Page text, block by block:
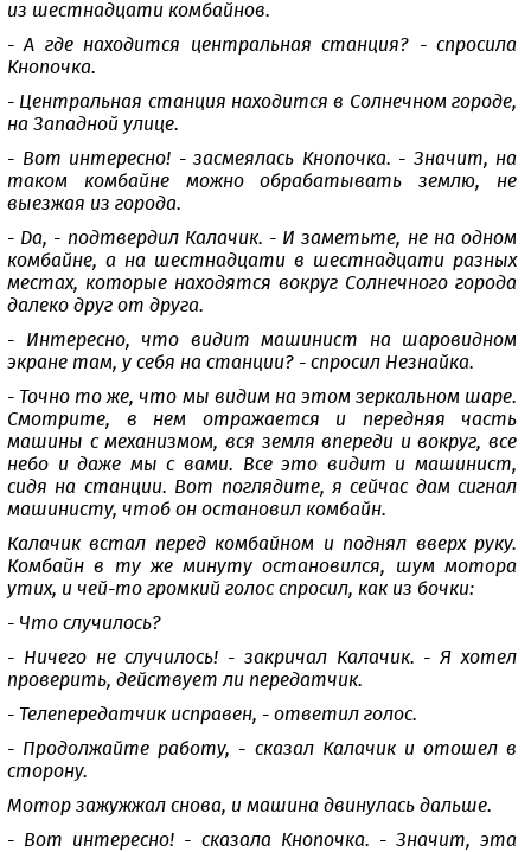
из шестнадцати комбайнов.
- А где находится центральная станция? - спросила
Кнопочка.
- Центральная станция находится в Солнечном городе,
на Западной улице.
- Вот интересно! - засмеялась Кнопочка. - Значит, на
таком комбайне можно обрабатывать землю, не
выезжая из города.
- Да, - подтвердил Калачик. - И заметьте, не на одном
комбайне, а на шестнадцати в шестнадцати разных
местах, которые находятся вокруг Солнечного города
далеко друг от друга.
- Интересно, что видит машинист на шаровидном
экране там, у себя на станции? - спросил Незнайка.
- Точно то же, что мы видим на этом зеркальном шаре.
Смотрите, в нем отражается и передняя часть
машины с механизмом, вся земля впереди и вокруг, все
небо и даже мы с вами. Все это видит и машинист,
сидя на станции. Вот поглядите, я сейчас дам сигнал
машинисту, чтоб он остановил комбайн.
Калачик встал перед комбайном и поднял вверх руку.
Комбайн в ту же минуту остановился, шум мотора
утих, и чей-то громкий голос спросил, как из бочки:
- Что случилось?
- Ничего не случилось! - закричал Калачик. - Я хотел
проверить, действует ли передатчик.
- Телепередатчик исправен, - ответил голос.
- Продолжайте работу, - сказал Калачик и отошел в
сторону.
Мотор зажужжал снова, и машина двинулась дальше.
- Вот интересно! - сказала Кнопочка. - Значит, эта